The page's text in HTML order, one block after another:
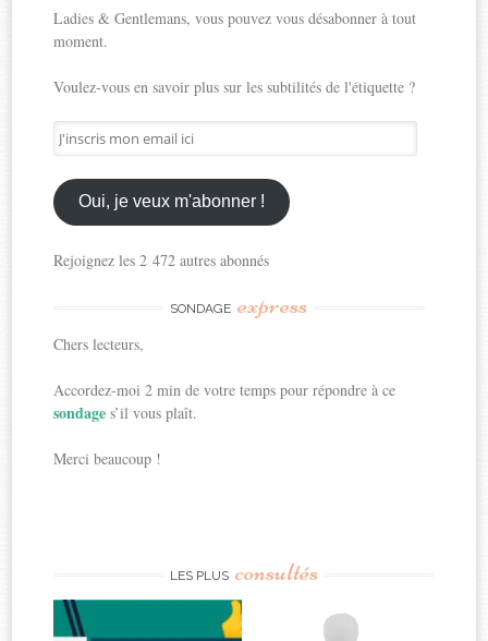
Ladies & Gentlemans, vous pouvez vous désabonner à tout
moment.
Voulez-vous en savoir plus sur les subtilités de l'étiquette ?
J'inscris
mon
email
ici
Oui, je veux m'abonner !
Rejoignez les 2 472 autres abonnés
SONDAGE express
Chers lecteurs,
Accordez-moi 2 min de votre temps pour répondre à ce
sondages’il vous plaît.
Merci beaucoup !
LES PLUS consultés